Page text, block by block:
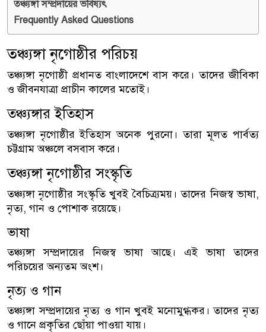
তঞ্চ্যঙ্গা সম্প্রদায়ের ভবিষ্যৎ
Frequently Asked Questions
তঞ্চ্যঙ্গা নৃগোষ্ঠীর পরিচয়
তঞ্চ্যঙ্গা নৃগোষ্ঠী প্রধানত বাংলাদেশে বাস করে। তাদের জীবিকা
ও জীবনযাত্রা প্রাচীন কালের মতোই।
তঞ্চ্যঙ্গার ইতিহাস
তঞ্চ্যঙ্গা নৃগোষ্ঠীর ইতিহাস অনেক পুরনো। তারা মূলত পার্বত্য
চট্টগ্রাম অঞ্চলে বসবাস করে।
তঞ্চ্যঙ্গা নৃগোষ্ঠীর সংস্কৃতি
তঞ্চ্যঙ্গা নৃগোষ্ঠীর সংস্কৃতি খুবই বৈচিত্র্যময়। তাদের নিজস্ব ভাষা,
নৃত্য, গান ও পোশাক রয়েছে।
ভাষা
তঞ্চ্যঙ্গা সম্প্রদায়ের নিজস্ব ভাষা আছে। এই ভাষা তাদের
পরিচয়ের অন্যতম অংশ।
নৃত্য ও গান
তঞ্চ্যঙ্গা সম্প্রদায়ের নৃত্য ও গান খুবই মনোমুগ্ধকর। তাদের নৃত্য
ও গানে প্রকৃতির ছোঁয়া পাওয়া যায়।